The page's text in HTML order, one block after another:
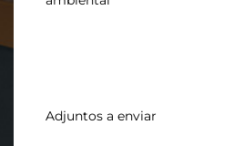
Adjuntos a enviar